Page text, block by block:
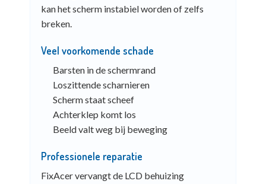
kan het scherm instabiel worden of zelfs
breken.
Veel voorkomende schade
Barsten in de schermrand
Loszittende scharnieren
Scherm staat scheef
Achterklep komt los
Beeld valt weg bij beweging
Professionele reparatie
FixAcer vervangt de LCD behuizing